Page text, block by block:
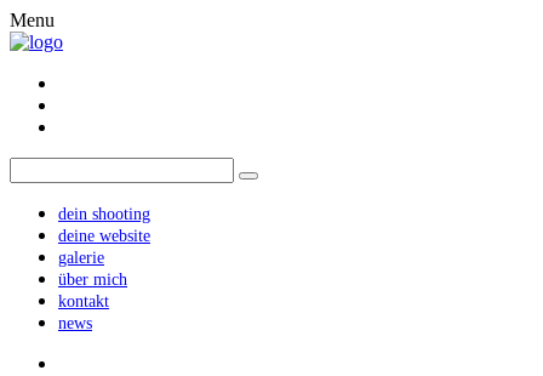
Menu
dein shooting
deine website
galerie
über mich
kontakt
news